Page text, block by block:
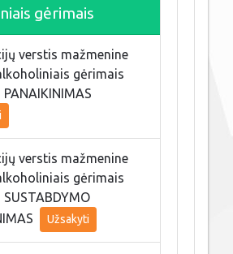
gėrimais
verstis mažmenine
gėrimais
verstis mažmenine
gėrimais
Užsakyti